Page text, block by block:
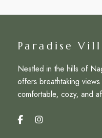
Paradise
Nestled in the hills of
offers breathtaking
comfortable, cozy, and